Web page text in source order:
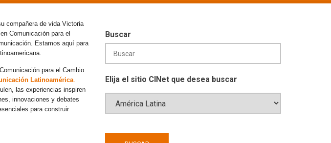
compañera de vida Victoria
Comunicación para el
Estamos aquí para
para el Cambio
Latinoamérica.
las experiencias inspiren
innovaciones y debates
para construir
Buscar
Elija el sitio CINet que desea buscar